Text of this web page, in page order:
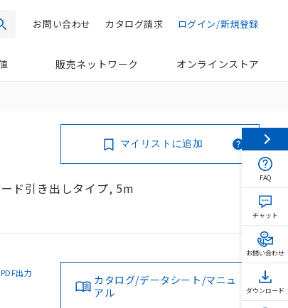
検索 ログイン/新規登録
カタログ請求
お問い合わせ
販売ネットワーク オンラインストア
ド引き出しタイプ, 5m
マイリストに追加
PDF出力
カタログ/データシート/マニュ
アル
FAQ
チャット
お問い合わせ
ダウンロード